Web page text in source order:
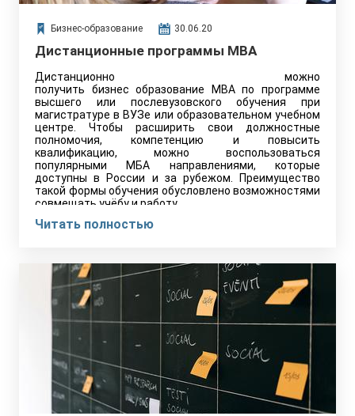
Бизнес-образование 30.06.20
Дистанционные программы MBA
Дистанционно можно
получить бизнес образование MBA по программе
высшего или послевузовского обучения при
магистратуре в ВУЗе или образовательном учебном
центре. Чтобы расширить свои должностные
полномочия, компетенцию и повысить
квалификацию, можно воспользоваться
популярными МБА направлениями, которые
доступны в России и за рубежом. Преимущество
такой формы обучения обусловлено возможностями
совмещать учёбу и работу.
Читать полностью